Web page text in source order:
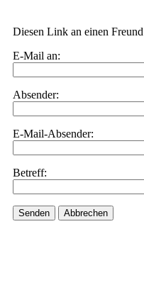
Diesen Link an einen Freund
E-Mail an:
Absender:
E-Mail-Absender:
Betreff:
Senden Abbrechen